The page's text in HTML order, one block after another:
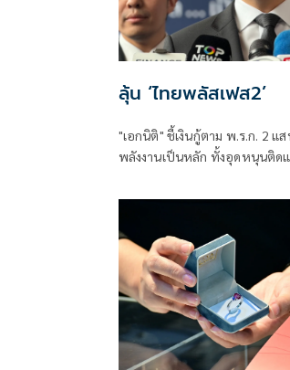
ลุ้น ‘ไทยพลัสเฟส2’
"เอกนิติ" ชี้เงินกู้ตาม พ.ร.ก. 2 แ
พลังงานเป็นหลัก ทั้งอุดหนุนติด
พร้อมให้ใช้กับไทยเที่ยวไทยพ
เฟส 2 รอประเมินความเหมาะ